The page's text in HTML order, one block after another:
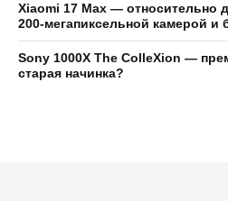
Xiaomi 17 Max — относительно
200-мегапиксельной камерой и
Sony 1000X The ColleXion —
старая начинка?